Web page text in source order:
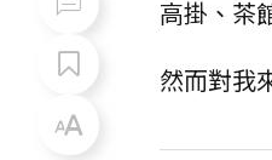
高掛、茶
然而對我